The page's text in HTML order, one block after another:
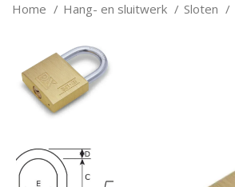
Home Hang- en sluitwerk Sloten